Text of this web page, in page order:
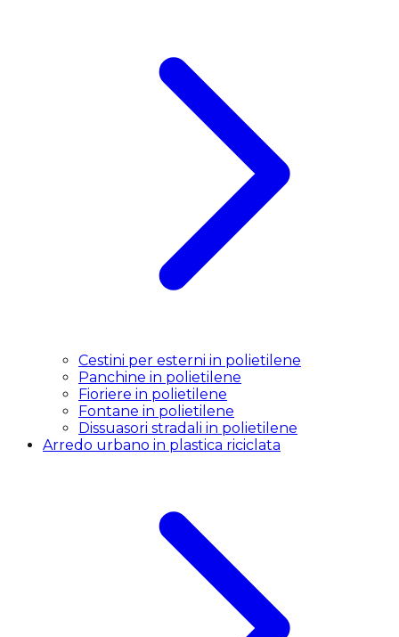
Cestini per esterni in polietilene
Panchine in polietilene
Fioriere in polietilene
Fontane in polietilene
Dissuasori stradali in polietilene
Arredo urbano in plastica riciclata